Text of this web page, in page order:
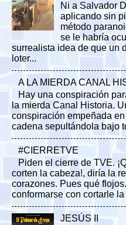
Ni a Salvador
aplicando sin
método
se le habría
surrealista idea de que un
loter...
A LA MIERDA CANAL
Hay una conspiración
la mierda Canal Historia.
conspiración empeñada
cadena sepultándola bajo
#CIERRETVE
Piden el cierre de TVE.
corten la cabeza!, diría la
corazones. Pues qué
conformarse con cortarle la
JESÚS II